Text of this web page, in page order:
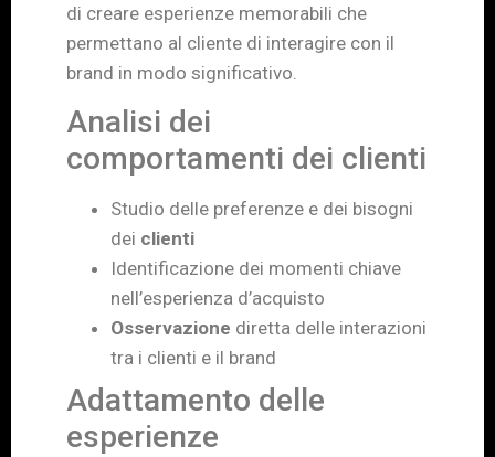
di creare esperienze memorabili che
permettano al cliente di interagire con il
brand in modo significativo.
Analisi dei
comportamenti dei clienti
Studio delle preferenze e dei bisogni
dei clienti
Identificazione dei momenti chiave
nell’esperienza d’acquisto
Osservazione diretta delle interazioni
tra i clienti e il brand
Adattamento delle
esperienze